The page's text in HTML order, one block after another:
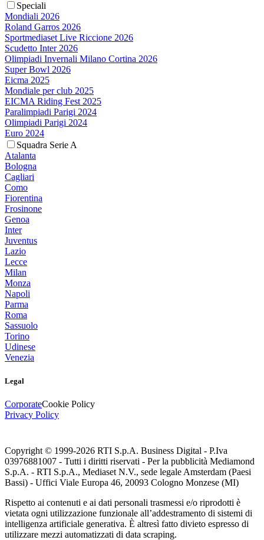
Speciali
Mondiali 2026
Roland Garros 2026
Sportmediaset Live Riccione 2026
Scudetto Inter 2026
Olimpiadi Invernali Milano Cortina 2026
Super Bowl 2026
Eicma 2025
Mondiale per club 2025
EICMA Riding Fest 2025
Paralimpiadi Parigi 2024
Olimpiadi Parigi 2024
Euro 2024
Squadra Serie A
Atalanta
Bologna
Cagliari
Como
Fiorentina
Frosinone
Genoa
Inter
Juventus
Lazio
Lecce
Milan
Monza
Napoli
Parma
Roma
Sassuolo
Torino
Udinese
Venezia
Legal
CorporateCookie Policy
Privacy Policy
Copyright © 1999-2026 RTI S.p.A. Business Digital - P.Iva
03976881007 - Tutti i diritti riservati - Per la pubblicità Mediamond
S.p.A. - RTI S.p.A., Mediaset N.V., sede legale Amsterdam (Paesi
Bassi) - Uffici Viale Europa 46, 20093 Cologno Monzese (MI)
Rispetto ai contenuti e ai dati personali trasmessi e/o riprodotti è
vietata ogni utilizzazione funzionale all’addestramento di sistemi di
intelligenza artificiale generativa. È altresì fatto divieto espresso di
utilizzare mezzi automatizzati di data scraping.